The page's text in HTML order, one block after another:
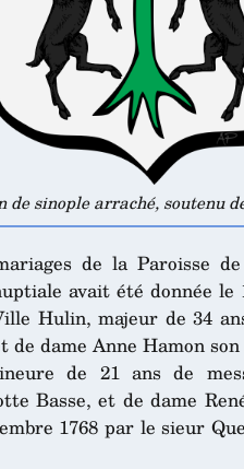
de sinople arraché, soutenu
de la Paroisse
avait été donnée le
Hulin, majeur de 34
dame Anne Hamon
de 21 ans de
Basse, et de dame
1768 par le sieur